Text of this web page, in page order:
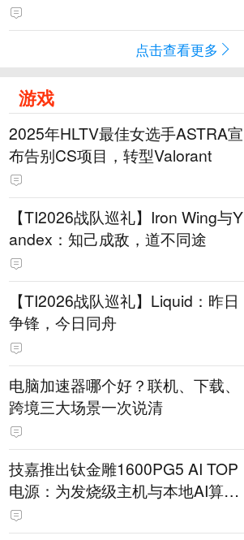
点击查看更多
游戏
2025年HLTV最佳女选手ASTRA宣
布告别CS项目，转型Valorant
【TI2026战队巡礼】Iron Wing与Y
andex：知己成敌，道不同途
【TI2026战队巡礼】Liquid：昨日
争锋，今日同舟
电脑加速器哪个好？联机、下载、
跨境三大场景一次说清
技嘉推出钛金雕1600PG5 AI TOP
电源：为发烧级主机与本地AI算力
打造旗舰供电方案